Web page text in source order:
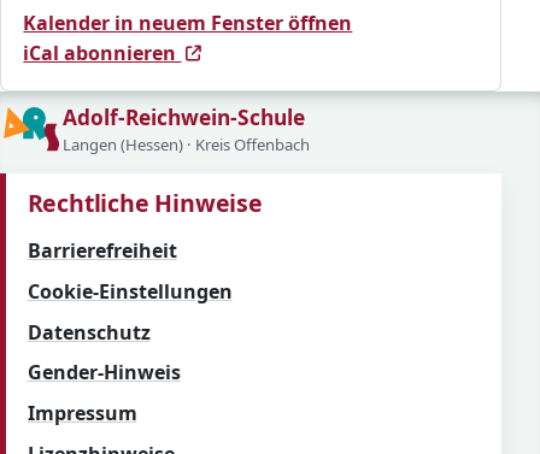
Kalender in neuem Fenster öffnen
iCal abonnieren
(öffnet in neuem Fenster)
(öffnet in neuem Fenster)
Adolf-Reichwein-Schule
Langen (Hessen) · Kreis Offenbach
Rechtliche Hinweise
Barrierefreiheit
Cookie-Einstellungen
Datenschutz
Gender-Hinweis
Impressum